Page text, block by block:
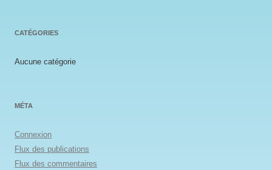
CATÉGORIES
Aucune catégorie
MÉTA
Connexion
Flux des publications
Flux des commentaires